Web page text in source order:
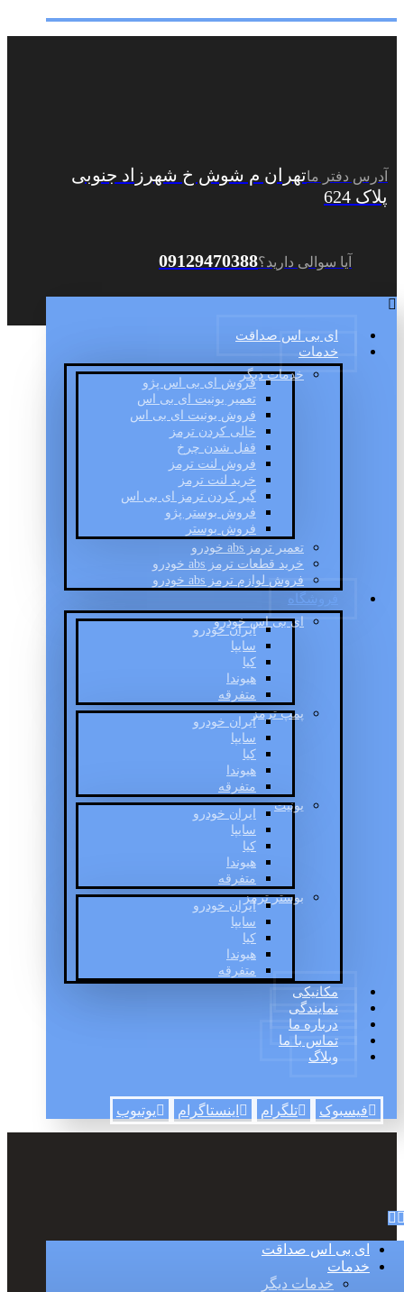
آدرس دفتر ماتهران م شوش خ شهرزاد جنوبی
پلاک 624
آیا سوالی دارید؟09129470388
ای بی اس صداقت
خدمات
خدمات دیگر
فروش ای بی اس پژو
تعمیر یونیت ای بی اس
فروش یونیت ای بی اس
خالی کردن ترمز
قفل شدن چرخ
فروش لنت ترمز
خرید لنت ترمز
گیر کردن ترمز ای بی اس
فروش بوستر پژو
فروش بوستر
تعمیر ترمز abs خودرو
خرید قطعات ترمز abs خودرو
فروش لوازم ترمز abs خودرو
فروشگاه
ای بی اس خودرو
ایران خودرو
سایپا
کیا
هیوندا
متفرقه
پمپ ترمز
ایران خودرو
سایپا
کیا
هیوندا
متفرقه
یونیت
ایران خودرو
سایپا
کیا
هیوندا
متفرقه
بوستر ترمز
ایران خودرو
سایپا
کیا
هیوندا
متفرقه
مکانیکی
نمایندگی
درباره ما
تماس با ما
وبلاگ
فیسبوک تلگرام اینستاگرام یوتیوب
ای بی اس صداقت
خدمات
خدمات دیگر